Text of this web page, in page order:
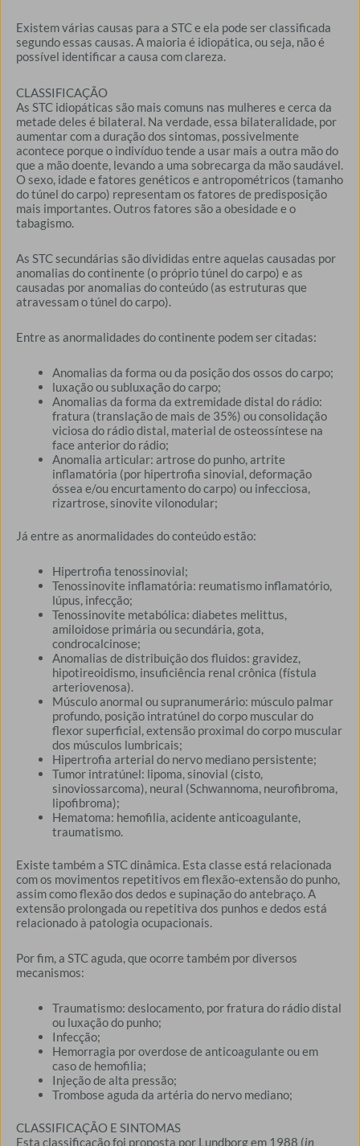
Existem várias causas para a STC e ela pode ser classificada
segundo essas causas. A maioria é idiopática, ou seja, não é
possível identificar a causa com clareza.
CLASSIFICAÇÃO
As STC idiopáticas são mais comuns nas mulheres e cerca da
metade deles é bilateral. Na verdade, essa bilateralidade, por
aumentar com a duração dos sintomas, possivelmente
acontece porque o indivíduo tende a usar mais a outra mão do
que a mão doente, levando a uma sobrecarga da mão saudável.
O sexo, idade e fatores genéticos e antropométricos (tamanho
do túnel do carpo) representam os fatores de predisposição
mais importantes. Outros fatores são a obesidade e o
tabagismo.
As STC secundárias são divididas entre aquelas causadas por
anomalias do continente (o próprio túnel do carpo) e as
causadas por anomalias do conteúdo (as estruturas que
atravessam o túnel do carpo).
Entre as anormalidades do continente podem ser citadas:
Anomalias da forma ou da posição dos ossos do carpo;
luxação ou subluxação do carpo;
Anomalias da forma da extremidade distal do rádio:
fratura (translação de mais de 35%) ou consolidação
viciosa do rádio distal, material de osteossíntese na
face anterior do rádio;
Anomalia articular: artrose do punho, artrite
inflamatória (por hipertrofia sinovial, deformação
óssea e/ou encurtamento do carpo) ou infecciosa,
rizartrose, sinovite vilonodular;
Já entre as anormalidades do conteúdo estão:
Hipertrofia tenossinovial;
Tenossinovite inflamatória: reumatismo inflamatório,
lúpus, infecção;
Tenossinovite metabólica: diabetes melittus,
amiloidose primária ou secundária, gota,
condrocalcinose;
Anomalias de distribuição dos fluidos: gravidez,
hipotireoidismo, insuficiência renal crônica (fístula
arteriovenosa).
Músculo anormal ou supranumerário: músculo palmar
profundo, posição intratúnel do corpo muscular do
flexor superficial, extensão proximal do corpo muscular
dos músculos lumbricais;
Hipertrofia arterial do nervo mediano persistente;
Tumor intratúnel: lipoma, sinovial (cisto,
sinoviossarcoma), neural (Schwannoma, neurofibroma,
lipofibroma);
Hematoma: hemofilia, acidente anticoagulante,
traumatismo.
Existe também a STC dinâmica. Esta classe está relacionada
com os movimentos repetitivos em flexão-extensão do punho,
assim como flexão dos dedos e supinação do antebraço. A
extensão prolongada ou repetitiva dos punhos e dedos está
relacionado à patologia ocupacionais.
Por fim, a STC aguda, que ocorre também por diversos
mecanismos:
Traumatismo: deslocamento, por fratura do rádio distal
ou luxação do punho;
Infecção;
Hemorragia por overdose de anticoagulante ou em
caso de hemofilia;
Injeção de alta pressão;
Trombose aguda da artéria do nervo mediano;
CLASSIFICAÇÃO E SINTOMAS
Esta classificação foi proposta por Lundborg em 1988 (in